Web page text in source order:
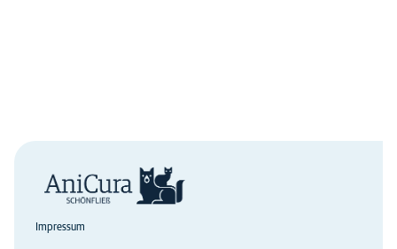
Impressum